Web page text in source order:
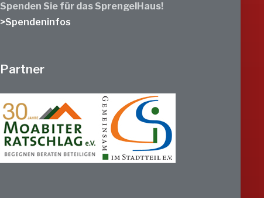
Spenden Sie für das SprengelHaus!
>Spendeninfos
Partner